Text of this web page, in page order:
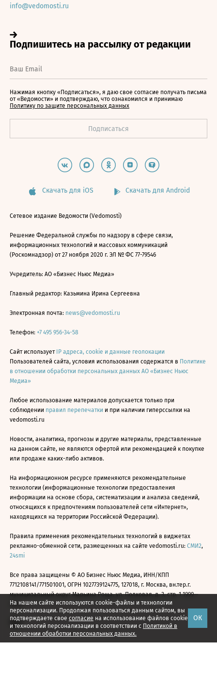
На нашем сайте используются cookie-файлы и технологии
персонализации. Продолжая пользоваться данным сайтом, вы
подтверждаете свое согласие на использование файлов cookie
и технологий персонализации в соответствии с Политикой в
отношении обработки персональных данных.
ОК
info@vedomosti.ru
Нажимая кнопку «Подписаться», я даю свое согласие получать письма
от «Ведомости» и подтверждаю, что ознакомился и принимаю
Политику по защите персональных данных
Скачать для iOS Скачать для Android
Сетевое издание Ведомости (Vedomosti)
Решение Федеральной службы по надзору в сфере связи,
информационных технологий и массовых коммуникаций
(Роскомнадзор) от 27 ноября 2020 г. ЭЛ № ФС 77-79546
Учредитель: АО «Бизнес Ньюс Медиа»
Главный редактор: Казьмина Ирина Сергеевна
Электронная почта: news@vedomosti.ru
Телефон: +7 495 956-34-58
Сайт использует IP адреса, cookie и данные геолокации
Пользователей сайта, условия использования содержатся в Политике
в отношении обработки персональных данных АО «Бизнес Ньюс
Медиа»
Любое использование материалов допускается только при
соблюдении правил перепечатки и при наличии гиперссылки на
vedomosti.ru
Новости, аналитика, прогнозы и другие материалы, представленные
на данном сайте, не являются офертой или рекомендацией к покупке
или продаже каких-либо активов.
На информационном ресурсе применяются рекомендательные
технологии (информационные технологии предоставления
информации на основе сбора, систематизации и анализа сведений,
относящихся к предпочтениям пользователей сети «Интернет»,
находящихся на территории Российской Федерации).
Правила применения рекомендательных технологий в виджетах
рекламно-обменной сети, размещенных на сайте vedomosti.ru: СМИ2,
24smi
Все права защищены © АО Бизнес Ньюс Медиа, ИНН/КПП
7712108141/771501001, ОГРН 1027739124775, 127018, г. Москва, вн.тер.г.
муниципальный округ Марьина Роща, ул. Полковая, д. 3, стр. 1 1999—
2026